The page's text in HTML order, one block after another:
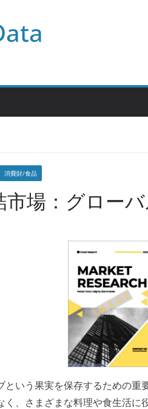
消費財/食品
場：グロー
という果実を保存するための
く、さまざまな料理や食生活